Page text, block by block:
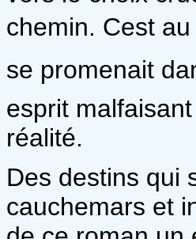
chemin. Cest
se promenait
esprit
réalité.
Des destins qui
cauchemars et